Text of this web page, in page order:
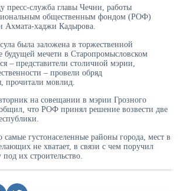
пресс-служба главы Чечни, работы
общественным фондом (РОФ)
Ахмата-хаджи Кадырова.
была заложена в торжественной
будущей мечети в Старопромысловском
– представители столичной мэрии,
– провели обряд
прочитали мовлид.
на совещании в мэрии Грозного
что РОФ принял решение возвести две
самые густонаселенные районы города, мест в
не хватает, в связи с чем поручил
их строительство.